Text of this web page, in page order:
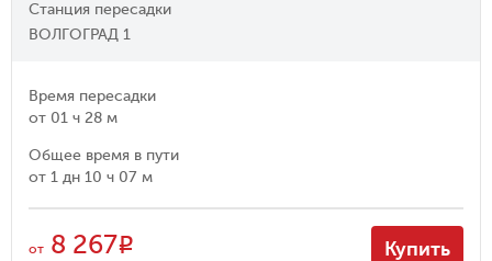
Станция пересадки
ВОЛГОГРАД 1
Время пересадки
от 01 ч 28 м
Общее время в пути
от 1 дн 10 ч 07 м
от 8 267R Купить